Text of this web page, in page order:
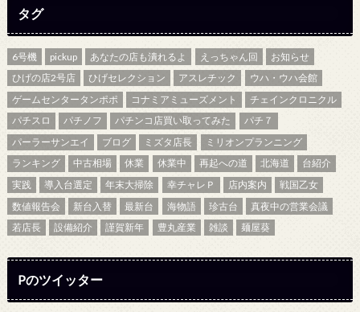
タグ
6号機 pickup あなたの店も潰れるよ えっちゃん回
お知らせ
ひげの店2号店
ひげセレクション アスレチック
ウハ・ウハ会館
ゲームセンタータンポポ
コナミアミューズメント
チェインクロニクル
パチスロ
パチノフ パチンコ店買い取ってみた
パチ７
パーラーサンエイ
ブログ ミズタ店長
ミリオンプランニング
ランキング
中古相場 休業 休業中 再起への道 北海道
台紹介
実践
導入台選定 年末大掃除 幸チャレＰ 店内案内
戦国乙女
数値報告会
新台入替 最新台 海物語 珍古台
真夜中の営業会議
若店長
設備紹介 謹賀新年 豊丸産業 雑談 麺屋葵
Pのツイッター